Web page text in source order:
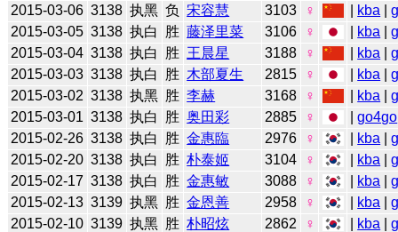
2015-03-06 3138 执黑 负 宋容慧 3103 ♀ kba |
2015-03-05 3138 执白 胜 藤泽里菜 3106 ♀ kba |
2015-03-04 3138 执白 胜 王晨星 3188 ♀ kba |
2015-03-03 3138 执白 胜 木部夏生 2815 ♀ kba |
2015-03-02 3138 执黑 胜 李赫 3168 ♀ kba |
2015-03-01 3138 执白 胜 奥田彩 2885 ♀ |go4go
2015-02-26 3138 执白 胜 金惠臨 2976 ♀ kba |
2015-02-20 3138 执白 胜 朴泰姬 3104 ♀ kba |
2015-02-17 3138 执白 胜 金惠敏 3088 ♀ kba |
2015-02-13 3139 执黑 胜 金恩善 2958 ♀ kba |
2015-02-10 3139 执黑 胜 朴昭炫 2862 ♀ kba |